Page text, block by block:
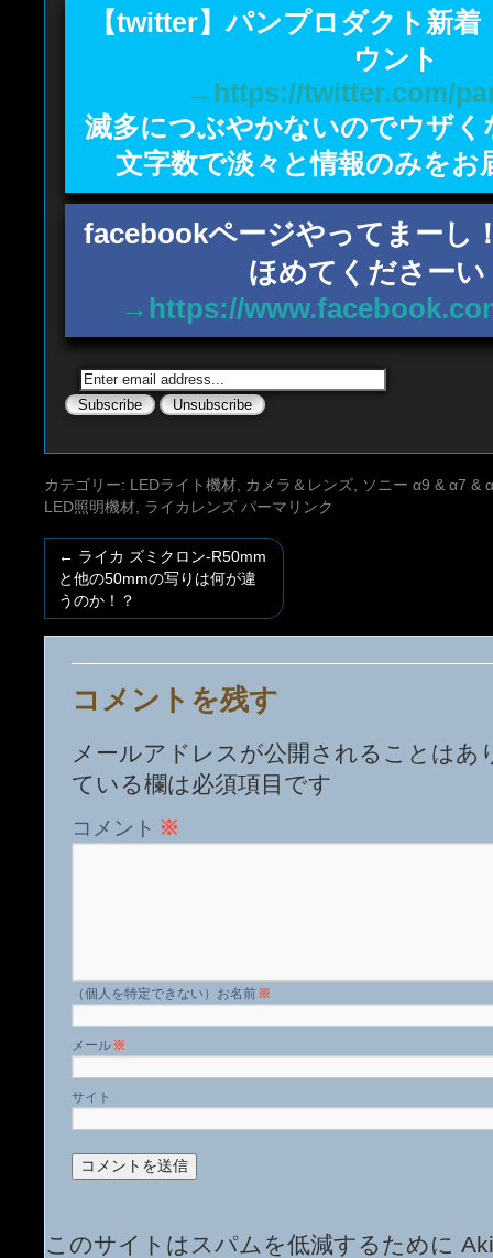
【twitter】パンプロダクト新着
ウント
→https://twitter.com/
滅多につぶやかないのでウザく
文字数で淡々と情報のみをお
facebookページやってまーし
ほめてくださーい
→https://
カテゴリー: LEDライト機材 カメラ＆レンズ
ソニー α9 & α7 &
LED照明機材 ライカレンズ パーマリンク
← ライカ ズミクロン-R50mm
と他の50mmの写りは何が違
うのか！？
コメントを残す
メールアドレスが公開されることはあ
ている欄は必須項目です
コメント ※
名前※
メール※
サイト
このサイトはスパムを低減するために